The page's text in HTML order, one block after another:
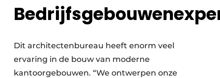
Dit architectenbureau heeft enorm veel
ervaring in de bouw van moderne
kantoorgebouwen. “We ontwerpen onze